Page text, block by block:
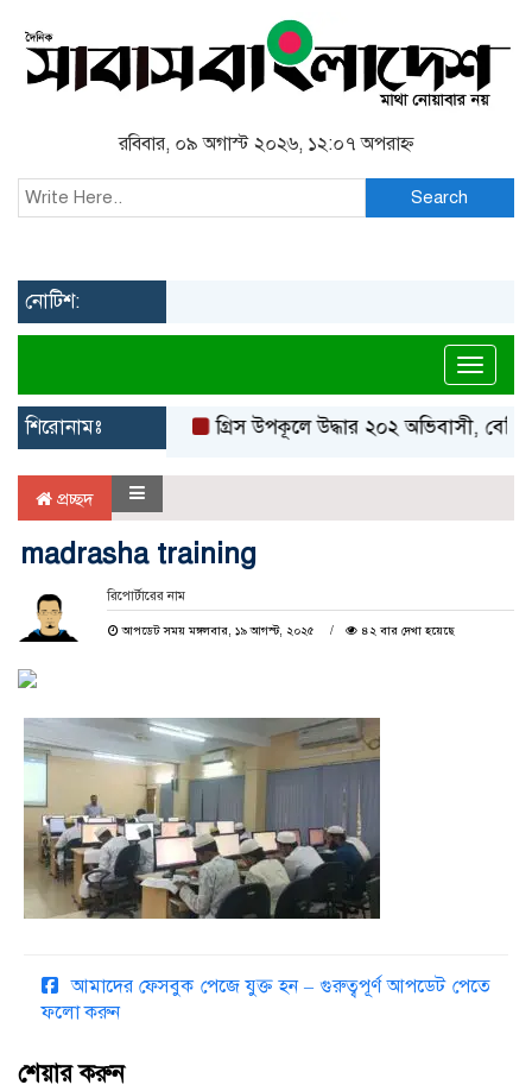
রবিবার, ০৯ অগাস্ট ২০২৬, ১২:০৭ অপরাহ্ন
Search
নোটিশ:
শিরোনামঃ গ্রিস উপকূলে উদ্ধার ২০২ অভিবাসী,
প্রচ্ছদ
madrasha training
রিপোর্টারের নাম
আপডেট সময় মঙ্গলবার, ১৯ আগস্ট, ২০২৫ ৪২ বার দেখা হয়েছে
আমাদের ফেসবুক পেজে যুক্ত হন – গুরুত্বপূর্ণ আপডেট পেতে
ফলো করুন
শেয়ার করুন